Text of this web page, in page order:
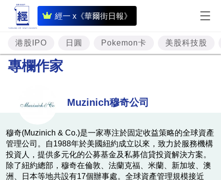
經一 x《華爾街日報》
即
時
財
經
樓
市
港股IPO 日圓 Pokemon卡 美股科技股
專欄作家
Muzinich穆奇公司
穆奇(Muzinich & Co.)是一家專注於固定收益策略的全球資產
管理公司。自1988年於美國紐約成立以來，致力於服務機構
投資人，提供多元化的公募基金及私募信貸投資解決方案。
除了紐約總部，穆奇在倫敦、法蘭克福、米蘭、新加坡、澳
洲、日本等地共設有17個辦事處。全球資產管理規模接近